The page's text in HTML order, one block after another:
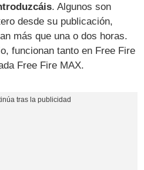
. Algunos son
desde su publicación,
más que una o dos horas.
funcionan tanto en Free Fire
Free Fire MAX.